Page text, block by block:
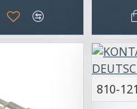
810-